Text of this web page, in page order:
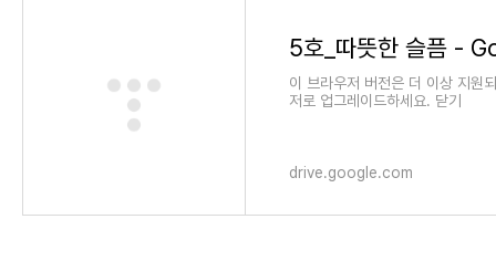
5호_따뜻한 슬픔 -
이 브라우저 버전은 더 이상 지원
저로 업그레이드하세요. 닫기
drive.google.com